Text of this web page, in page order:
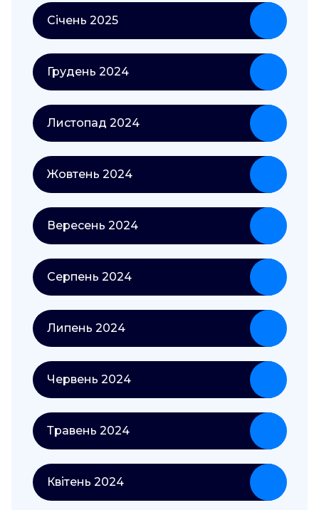
Січень 2025
Грудень 2024
Листопад 2024
Жовтень 2024
Вересень 2024
Серпень 2024
Липень 2024
Червень 2024
Травень 2024
Квітень 2024